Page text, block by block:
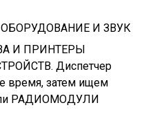
ОБОРУДОВАНИЕ И ЗВУК
И ПРИНТЕРЫ
Диспетчер
время, затем ищем
РАДИОМОДУЛИ